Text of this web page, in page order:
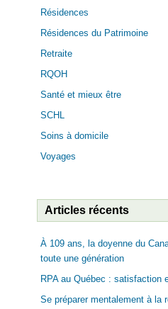
Résidences
Résidences du Patrimoine
Retraite
RQOH
Santé et mieux être
SCHL
Soins à domicile
Voyages
Articles récents
À 109 ans, la doyenne du
toute une génération
RPA au Québec : satisfaction
Se préparer mentalement à la